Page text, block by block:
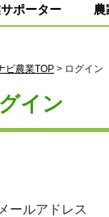
ポーター 農
ビ農業TOP > ログイン
イン
メールアドレス